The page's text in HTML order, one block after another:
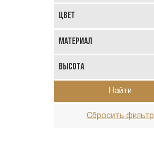
Цвет
Материал
Высота
Найти
Сбросить фильтр